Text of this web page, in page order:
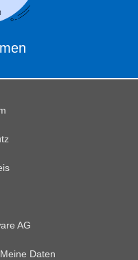
AG
Daten